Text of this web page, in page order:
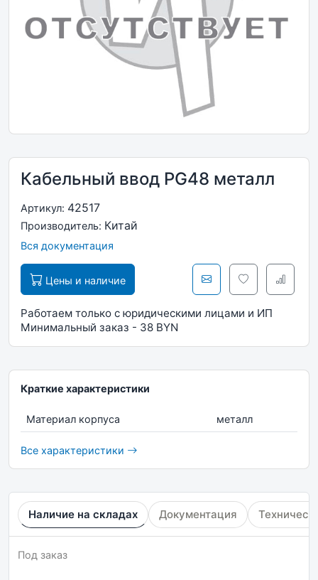
Кабельный ввод PG48 металл
Артикул: 42517
Производитель: Китай
Вся документация
Цены и наличие
Работаем только с юридическими лицами и ИП
Минимальный заказ - 38 BYN
Краткие характеристики
Материал корпуса металл
Все характеристики
Наличие на складах Документация
Под заказ